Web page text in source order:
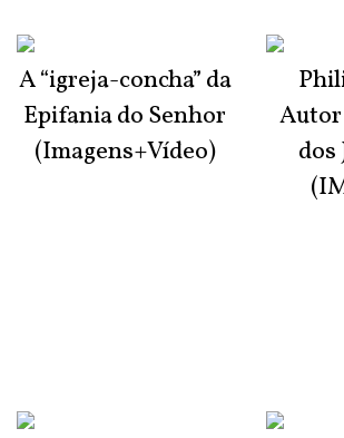
A “igreja-concha” da
Epifania do Senhor
(Imagens+Vídeo)
dos